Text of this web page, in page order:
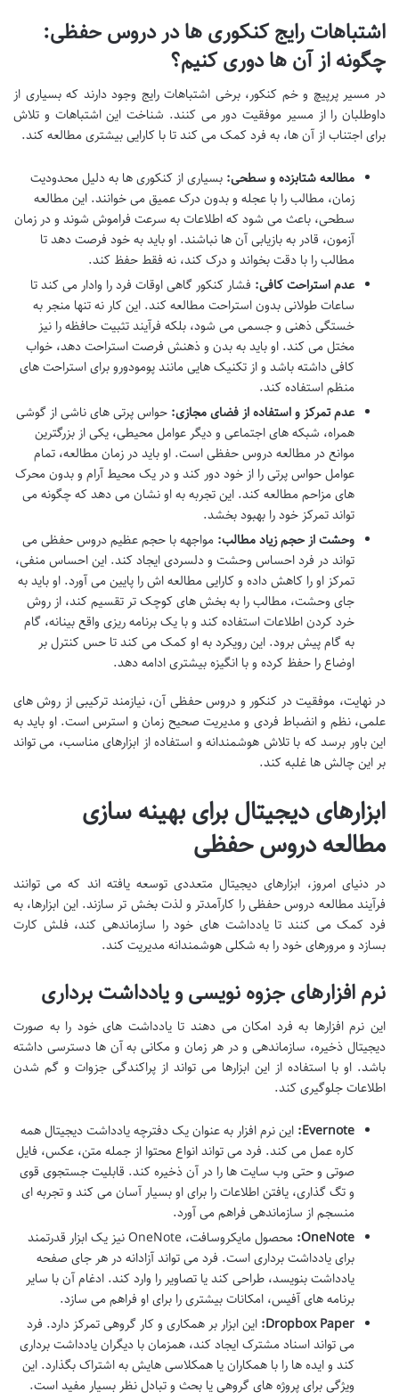
اشتباهات رایج کنکوری ها در دروس حفظی:
چگونه از آن ها دوری کنیم؟
در مسیر پرپیچ و خم کنکور، برخی اشتباهات رایج وجود دارند که بسیاری از
داوطلبان را از مسیر موفقیت دور می کنند. شناخت این اشتباهات و تلاش
برای اجتناب از آن ها، به فرد کمک می کند تا با کارایی بیشتری مطالعه کند.
مطالعه شتابزده و سطحی: بسیاری از کنکوری ها به دلیل محدودیت
زمان، مطالب را با عجله و بدون درک عمیق می خوانند. این مطالعه
سطحی، باعث می شود که اطلاعات به سرعت فراموش شوند و در زمان
آزمون، قادر به بازیابی آن ها نباشند. او باید به خود فرصت دهد تا
مطالب را با دقت بخواند و درک کند، نه فقط حفظ کند.
عدم استراحت کافی: فشار کنکور گاهی اوقات فرد را وادار می کند تا
ساعات طولانی بدون استراحت مطالعه کند. این کار نه تنها منجر به
خستگی ذهنی و جسمی می شود، بلکه فرآیند تثبیت حافظه را نیز
مختل می کند. او باید به بدن و ذهنش فرصت استراحت دهد، خواب
کافی داشته باشد و از تکنیک هایی مانند پومودورو برای استراحت های
منظم استفاده کند.
عدم تمرکز و استفاده از فضای مجازی: حواس پرتی های ناشی از گوشی
همراه، شبکه های اجتماعی و دیگر عوامل محیطی، یکی از بزرگترین
موانع در مطالعه دروس حفظی است. او باید در زمان مطالعه، تمام
عوامل حواس پرتی را از خود دور کند و در یک محیط آرام و بدون محرک
های مزاحم مطالعه کند. این تجربه به او نشان می دهد که چگونه می
تواند تمرکز خود را بهبود بخشد.
وحشت از حجم زیاد مطالب: مواجهه با حجم عظیم دروس حفظی می
تواند در فرد احساس وحشت و دلسردی ایجاد کند. این احساس منفی،
تمرکز او را کاهش داده و کارایی مطالعه اش را پایین می آورد. او باید به
جای وحشت، مطالب را به بخش های کوچک تر تقسیم کند، از روش
خرد کردن اطلاعات استفاده کند و با یک برنامه ریزی واقع بینانه، گام
به گام پیش برود. این رویکرد به او کمک می کند تا حس کنترل بر
اوضاع را حفظ کرده و با انگیزه بیشتری ادامه دهد.
در نهایت، موفقیت در کنکور و دروس حفظی آن، نیازمند ترکیبی از روش های
علمی، نظم و انضباط فردی و مدیریت صحیح زمان و استرس است. او باید به
این باور برسد که با تلاش هوشمندانه و استفاده از ابزارهای مناسب، می تواند
بر این چالش ها غلبه کند.
ابزارهای دیجیتال برای بهینه سازی
مطالعه دروس حفظی
در دنیای امروز، ابزارهای دیجیتال متعددی توسعه یافته اند که می توانند
فرآیند مطالعه دروس حفظی را کارآمدتر و لذت بخش تر سازند. این ابزارها، به
فرد کمک می کنند تا یادداشت های خود را سازماندهی کند، فلش کارت
بسازد و مرورهای خود را به شکلی هوشمندانه مدیریت کند.
نرم افزارهای جزوه نویسی و یادداشت برداری
این نرم افزارها به فرد امکان می دهند تا یادداشت های خود را به صورت
دیجیتال ذخیره، سازماندهی و در هر زمان و مکانی به آن ها دسترسی داشته
باشد. او با استفاده از این ابزارها می تواند از پراکندگی جزوات و گم شدن
اطلاعات جلوگیری کند.
Evernote: این نرم افزار به عنوان یک دفترچه یادداشت دیجیتال همه
کاره عمل می کند. فرد می تواند انواع محتوا از جمله متن، عکس، فایل
صوتی و حتی وب سایت ها را در آن ذخیره کند. قابلیت جستجوی قوی
و تگ گذاری، یافتن اطلاعات را برای او بسیار آسان می کند و تجربه ای
منسجم از سازماندهی فراهم می آورد.
OneNote:
محصول مایکروسافت، OneNote نیز یک ابزار قدرتمند
برای یادداشت برداری است. فرد می تواند آزادانه در هر جای صفحه
یادداشت بنویسد، طراحی کند یا تصاویر را وارد کند. ادغام آن با سایر
برنامه های آفیس، امکانات بیشتری را برای او فراهم می سازد.
Dropbox Paper: این ابزار بر همکاری و کار گروهی تمرکز دارد. فرد
می تواند اسناد مشترک ایجاد کند، همزمان با دیگران یادداشت برداری
کند و ایده ها را با همکاران یا همکلاسی هایش به اشتراک بگذارد. این
ویژگی برای پروژه های گروهی یا بحث و تبادل نظر بسیار مفید است.